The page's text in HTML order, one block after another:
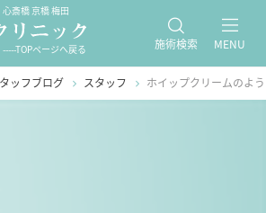
斎橋 京橋 梅田
-----TOPページへ戻る 施術検索 MENU
ッフブログ スタッフ ホイップクリームのよ